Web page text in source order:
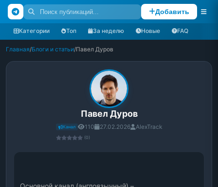
Добавить
Категории Топ За неделю Новые FAQ
Главная/Блоги и статьи/Павел Дуров
Павел Дуров
Канал 110 27.02.2026 AlexTrack
(0)